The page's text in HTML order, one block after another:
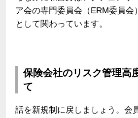
ア会の専門委員会（ERM委員会
として関わっています。
保険会社のリスク管理高
て
話を新規制に戻しましょう。会